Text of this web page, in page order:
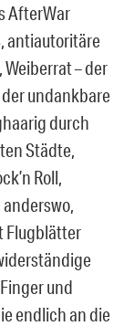
AfterWar
antiautoritäre
– der
der undankbare
durch
Städte,
Roll,
Flugblätter
und
endlich an die